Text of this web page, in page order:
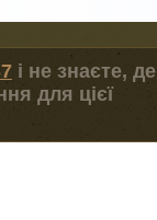
і не знаєте, де
для цієї